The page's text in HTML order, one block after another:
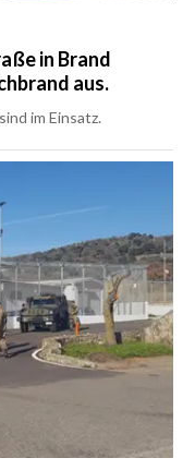
in Brand
aus.
im Einsatz.